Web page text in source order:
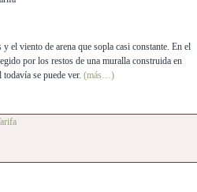
el viento de arena que sopla casi constante. En el
por los restos de una muralla construida en
se puede ver. (más…)